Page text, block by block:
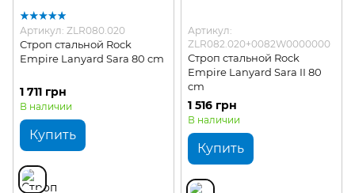
Артикул: ZLR080.020
Строп стальной Rock
Empire Lanyard Sara 80 cm
1 711 грн
В наличии
Купить
Артикул:
ZLR082.020+0082W0000000
Строп стальной Rock
Empire Lanyard Sara II 80
cm
1 516 грн
В наличии
Купить